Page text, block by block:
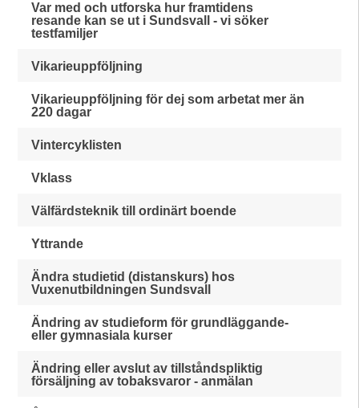
Var med och utforska hur framtidens
resande kan se ut i Sundsvall - vi söker
testfamiljer
Vikarieuppföljning
Vikarieuppföljning för dej som arbetat mer än
220 dagar
Vintercyklisten
Vklass
Välfärdsteknik till ordinärt boende
Yttrande
Ändra studietid (distanskurs) hos
Vuxenutbildningen Sundsvall
Ändring av studieform för grundläggande-
eller gymnasiala kurser
Ändring eller avslut av tillståndspliktig
försäljning av tobaksvaror - anmälan